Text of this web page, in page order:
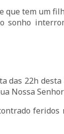
tem um
sonho
22h
Nossa